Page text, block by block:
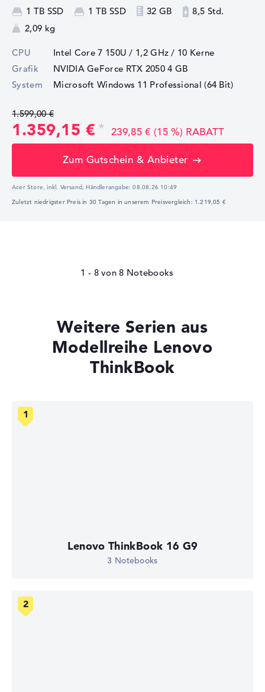
1 TB SSD
1 TB SSD 32 GB
8,5 Std.
2,09 kg
CPU Intel Core 7 150U / 1,2 GHz / 10 Kerne
Grafik
NVIDIA GeForce RTX 20504 GB
System
Microsoft Windows 11 Professional (64 Bit)
1.599,00 €
1.359,15 € 239,85 € (15 %) RABATT
Zum Gutschein & Anbieter
Acer Store, inkl. Versand, Händlerangabe:08.08.26 10:49
Zuletzt niedrigster Preis in 30 Tagen in unserem Preisvergleich: 1.219,05 €
1 - 8von8
Weitere Serien aus
Modellreihe Lenovo
ThinkBook
Lenovo ThinkBook 16 G9
3 Notebooks